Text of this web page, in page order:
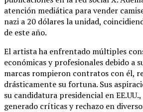
atención mediática para vender
nazi a 20 dólares la unidad,
de este año.
El artista ha enfrentado múltiples
económicas y profesionales debido a
marcas rompieron contratos con él,
drásticamente su fortuna. Sus
su candidatura presidencial en
generado críticas y rechazo en